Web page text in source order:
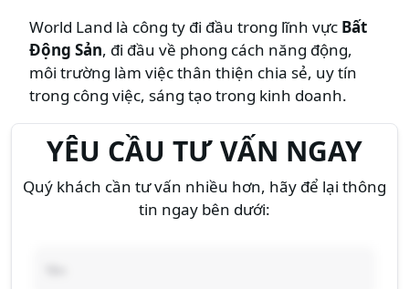
World Land là công ty đi đầu trong lĩnh vực Bất
Động Sản, đi đầu về phong cách năng động,
môi trường làm việc thân thiện chia sẻ, uy tín
trong công việc, sáng tạo trong kinh doanh.
YÊU CẦU TƯ VẤN NGAY
Quý khách cần tư vấn nhiều hơn, hãy để lại thông
tin ngay bên dưới: